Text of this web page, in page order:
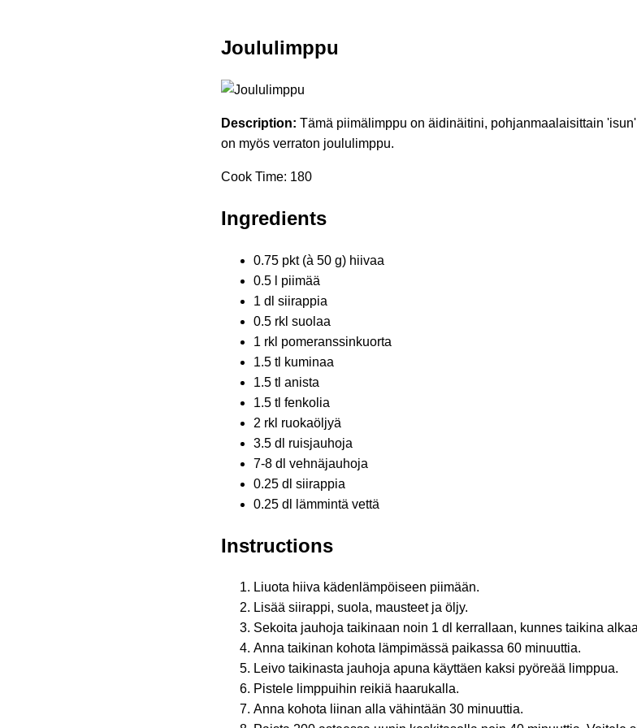
Joululimppu
Description: Tämä piimälimppu on äidinäitini, pohjanmaalaisittain
on myös verraton joululimppu.
Cook Time: 180
Ingredients
0.75 pkt (à 50 g) hiivaa
0.5 l piimää
1 dl siirappia
0.5 rkl suolaa
1 rkl pomeranssinkuorta
1.5 tl kuminaa
1.5 tl anista
1.5 tl fenkolia
2 rkl ruokaöljyä
3.5 dl ruisjauhoja
7-8 dl vehnäjauhoja
0.25 dl siirappia
0.25 dl lämmintä vettä
Instructions
Liuota hiiva kädenlämpöiseen piimään.
Lisää siirappi, suola, mausteet ja öljy.
Sekoita jauhoja taikinaan noin 1 dl kerrallaan, kunnes taikina
Anna taikinan kohota lämpimässä paikassa 60 minuuttia.
Leivo taikinasta jauhoja apuna käyttäen kaksi pyöreää limppua.
Pistele limppuihin reikiä haarukalla.
Anna kohota liinan alla vähintään 30 minuuttia.